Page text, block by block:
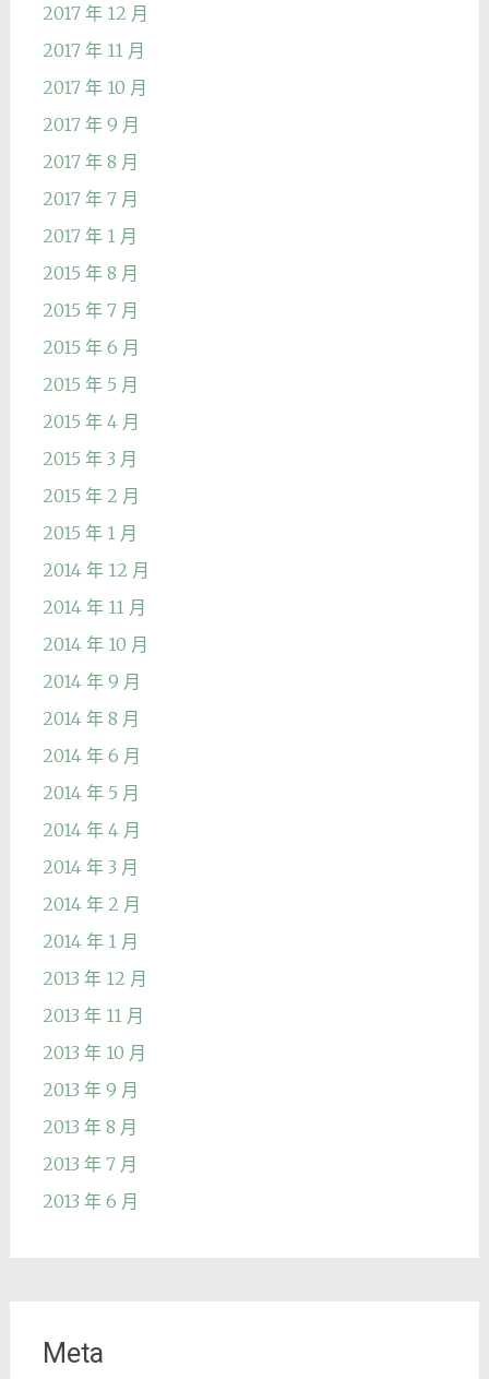
2017 年 12 月
2017 年 11 月
2017 年 10 月
2017 年 9 月
2017 年 8 月
2017 年 7 月
2017 年 1 月
2015 年 8 月
2015 年 7 月
2015 年 6 月
2015 年 5 月
2015 年 4 月
2015 年 3 月
2015 年 2 月
2015 年 1 月
2014 年 12 月
2014 年 11 月
2014 年 10 月
2014 年 9 月
2014 年 8 月
2014 年 6 月
2014 年 5 月
2014 年 4 月
2014 年 3 月
2014 年 2 月
2014 年 1 月
2013 年 12 月
2013 年 11 月
2013 年 10 月
2013 年 9 月
2013 年 8 月
2013 年 7 月
2013 年 6 月
Meta